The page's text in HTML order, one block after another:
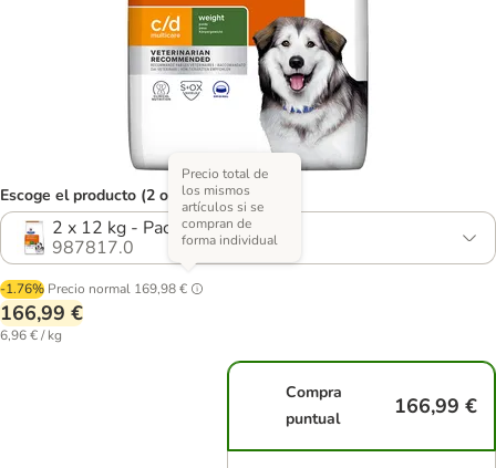
Escoge el producto (2 opciones)
2 x 12 kg - Pack Ahorro
987817.0
-1.76% Precio normal 169,98 €
Precio total de
los mismos
artículos si se
compran de
forma individual
166,99 €
6,96 € / kg
Compra
puntual
166,99 €